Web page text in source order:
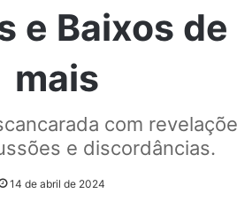
e Baixos
mais
com
e discordâncias.
14 de abril de 2024